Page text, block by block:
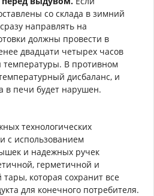
со склада в зимний
направлять на
должны провести в
двадцати четырех часов
В противном
дисбаланс, и
в печи будет нарушен.
технологических
с использованием
и надежных ручек
герметичной и
которая сохранит все
для конечного потребителя.